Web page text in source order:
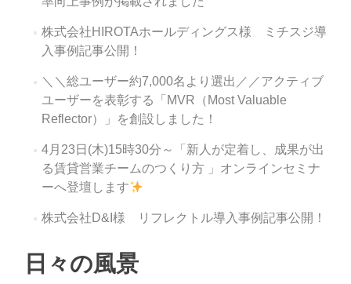
株式会社HIROTAホールディングス様 ミチスジ導
入事例記事公開！
＼＼総ユーザー約7,000名より選出／／アクティブ
ユーザーを表彰する「MVR（Most Valuable
Reflector）」を創設しました！
4月23日(木)15時30分～「新人が定着し、成果が出
る賃貸営業チームのつくり方 」オンラインセミナ
ーへ登壇します
株式会社D&I様 リフレクトル導入事例記事公開！
日々の風景